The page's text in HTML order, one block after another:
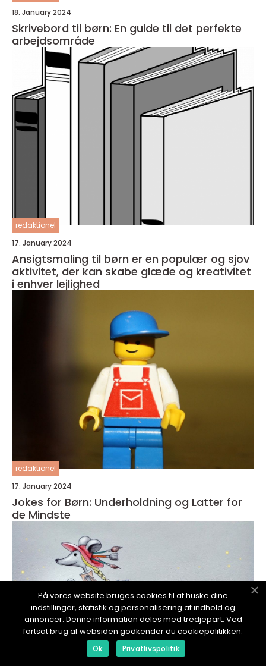
18. January 2024
Skrivebord til børn: En guide til det perfekte
arbejdsområde
redaktionel
17. January 2024
Ansigtsmaling til børn er en populær og sjov
aktivitet, der kan skabe glæde og kreativitet
i enhver lejlighed
redaktionel
17. January 2024
Jokes for Børn: Underholdning og Latter for
de Mindste
På vores website bruges cookies til at huske dine
indstillinger, statistik og personalisering af indhold og
annoncer. Denne information deles med tredjepart. Ved
fortsat brug af websiden godkender du cookiepolitikken.
Ok Privatlivspolitik